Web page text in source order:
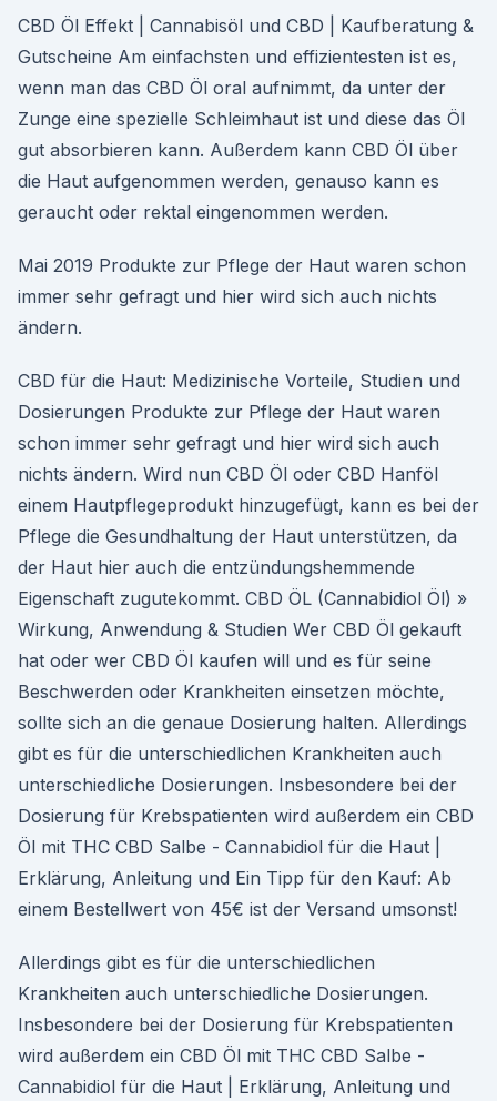
CBD Öl Effekt | Cannabisöl und CBD | Kaufberatung &
Gutscheine Am einfachsten und effizientesten ist es,
wenn man das CBD Öl oral aufnimmt, da unter der
Zunge eine spezielle Schleimhaut ist und diese das Öl
gut absorbieren kann. Außerdem kann CBD Öl über
die Haut aufgenommen werden, genauso kann es
geraucht oder rektal eingenommen werden.
Mai 2019 Produkte zur Pflege der Haut waren schon
immer sehr gefragt und hier wird sich auch nichts
ändern.
CBD für die Haut: Medizinische Vorteile, Studien und
Dosierungen Produkte zur Pflege der Haut waren
schon immer sehr gefragt und hier wird sich auch
nichts ändern. Wird nun CBD Öl oder CBD Hanföl
einem Hautpflegeprodukt hinzugefügt, kann es bei der
Pflege die Gesundhaltung der Haut unterstützen, da
der Haut hier auch die entzündungshemmende
Eigenschaft zugutekommt. CBD ÖL (Cannabidiol Öl) »
Wirkung, Anwendung & Studien Wer CBD Öl gekauft
hat oder wer CBD Öl kaufen will und es für seine
Beschwerden oder Krankheiten einsetzen möchte,
sollte sich an die genaue Dosierung halten. Allerdings
gibt es für die unterschiedlichen Krankheiten auch
unterschiedliche Dosierungen. Insbesondere bei der
Dosierung für Krebspatienten wird außerdem ein CBD
Öl mit THC CBD Salbe - Cannabidiol für die Haut |
Erklärung, Anleitung und Ein Tipp für den Kauf: Ab
einem Bestellwert von 45€ ist der Versand umsonst!
Allerdings gibt es für die unterschiedlichen
Krankheiten auch unterschiedliche Dosierungen.
Insbesondere bei der Dosierung für Krebspatienten
wird außerdem ein CBD Öl mit THC CBD Salbe -
Cannabidiol für die Haut | Erklärung, Anleitung und